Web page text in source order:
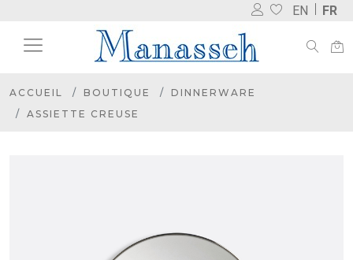
EN FR
ACCUEIL BOUTIQUE
DINNERWARE
ASSIETTE CREUSE